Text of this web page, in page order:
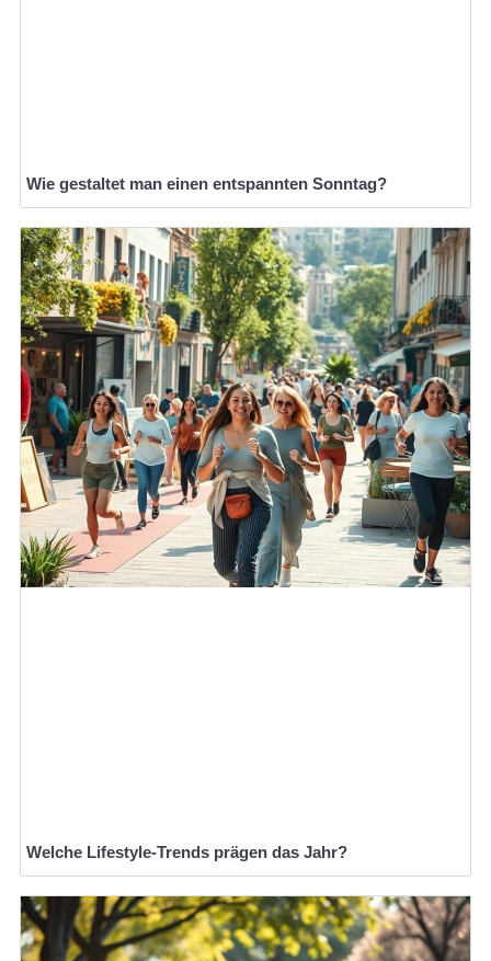
Wie gestaltet man einen entspannten Sonntag?
Welche Lifestyle-Trends prägen das Jahr?